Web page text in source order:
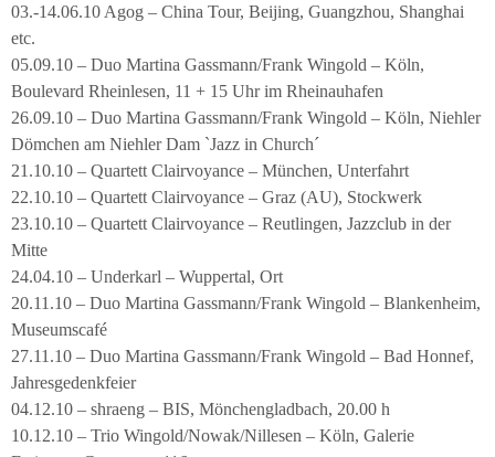
03.-14.06.10 Agog – China Tour, Beijing, Guangzhou, Shanghai
etc.
05.09.10 – Duo Martina Gassmann/Frank Wingold – Köln,
Boulevard Rheinlesen, 11 + 15 Uhr im Rheinauhafen
26.09.10 – Duo Martina Gassmann/Frank Wingold – Köln, Niehler
Dömchen am Niehler Dam `Jazz in Church´
21.10.10 – Quartett Clairvoyance – München, Unterfahrt
22.10.10 – Quartett Clairvoyance – Graz (AU), Stockwerk
23.10.10 – Quartett Clairvoyance – Reutlingen, Jazzclub in der
Mitte
24.04.10 – Underkarl – Wuppertal, Ort
20.11.10 – Duo Martina Gassmann/Frank Wingold – Blankenheim,
Museumscafé
27.11.10 – Duo Martina Gassmann/Frank Wingold – Bad Honnef,
Jahresgedenkfeier
04.12.10 – shraeng – BIS, Mönchengladbach, 20.00 h
10.12.10 – Trio Wingold/Nowak/Nillesen – Köln, Galerie